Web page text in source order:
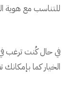
للتناسب مع هوية
في حال كُنت ترغب
الخيار كما